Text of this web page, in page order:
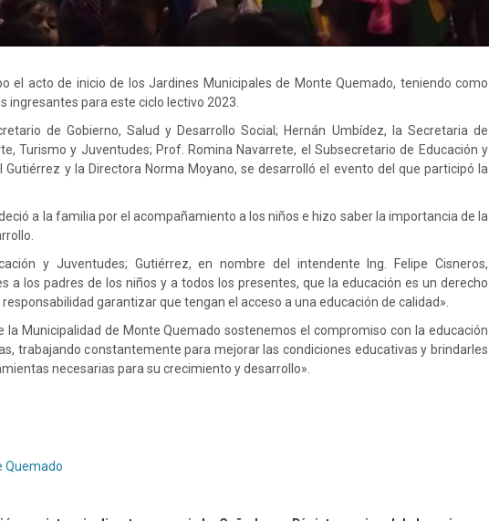
el acto de inicio de los Jardines Municipales de Monte Quemado, teniendo como
ingresantes para este ciclo lectivo 2023.
de Gobierno, Salud y Desarrollo Social; Hernán Umbídez, la Secretaria de
Turismo y Juventudes; Prof. Romina Navarrete, el Subsecretario de Educación y
y la Directora Norma Moyano, se desarrolló el evento del que participó la
a la familia por el acompañamiento a los niños e hizo saber la importancia de la
y Juventudes; Gutiérrez, en nombre del intendente Ing. Felipe Cisneros,
a los padres de los niños y a todos los presentes, que la educación es un derecho
garantizar que tengan el acceso a una educación de calidad».
la Municipalidad de Monte Quemado sostenemos el compromiso con la educación
trabajando constantemente para mejorar las condiciones educativas y brindarles
necesarias para su crecimiento y desarrollo».
Quemado